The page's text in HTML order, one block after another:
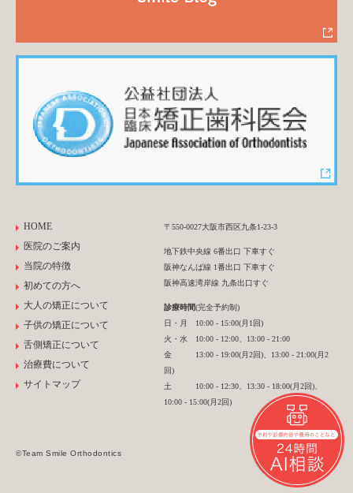
HOME
医院のご案内
当院の特徴
初めての方へ
大人の矯正について
子供の矯正について
舌側矯正について
治療費について
サイトマップ
〒550-0027大阪市西区九条1-23-3
地下鉄中央線 6番出口 下車すぐ
阪神なんば線 1番出口 下車すぐ
阪神高速湾岸線 九条出口すぐ
診療時間(完全予約制)
日・月 10:00 - 15:00(月1回)
火・水 10:00 - 12:00、13:00 - 21:00
金 13:00 - 19:00(月2回)、13:00 - 21:00(月2
回)
土 10:00 - 12:30、13:30 - 18:00(月2回)、
10:00 - 15:00(月2回)
©Team Smile Orthodontics